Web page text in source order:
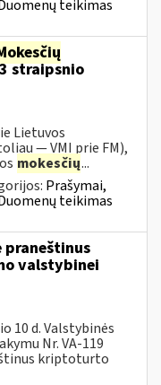
teikimas
straipsnio
Lietuvos
— VMI prie FM),
mokesčių...
Prašymai,
teikimas
praneštinus
valstybinei
10 d. Valstybinės
Nr. VA-119
kriptoturto